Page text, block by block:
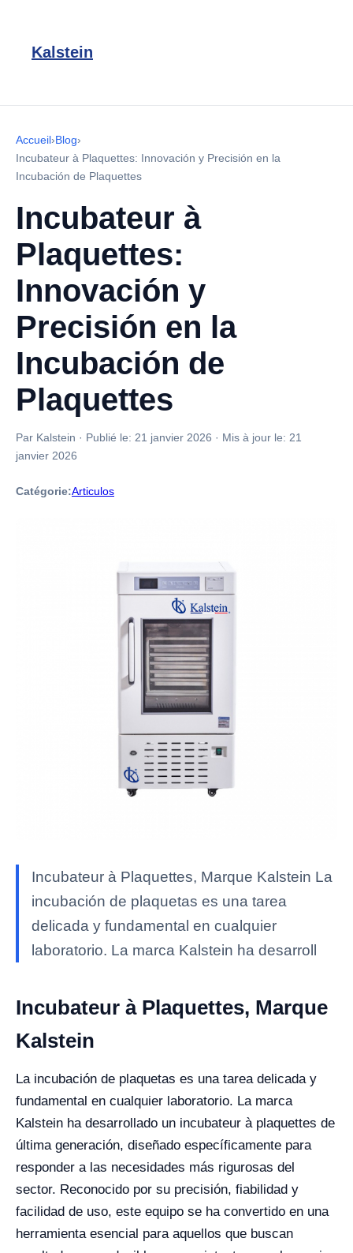
Kalstein
Accueil›Blog›
Incubateur à Plaquettes: Innovación y Precisión en la
Incubación de Plaquettes
Incubateur à
Plaquettes:
Innovación y
Precisión en la
Incubación de
Plaquettes
Par Kalstein · Publié le: 21 janvier 2026 · Mis à jour le: 21
janvier 2026
Catégorie:Articulos
Incubateur à Plaquettes, Marque Kalstein La
incubación de plaquetas es una tarea
delicada y fundamental en cualquier
laboratorio. La marca Kalstein ha desarroll
Incubateur à Plaquettes, Marque
Kalstein
La incubación de plaquetas es una tarea delicada y
fundamental en cualquier laboratorio. La marca
Kalstein ha desarrollado un incubateur à plaquettes de
última generación, diseñado específicamente para
responder a las necesidades más rigurosas del
sector. Reconocido por su precisión, fiabilidad y
facilidad de uso, este equipo se ha convertido en una
herramienta esencial para aquellos que buscan